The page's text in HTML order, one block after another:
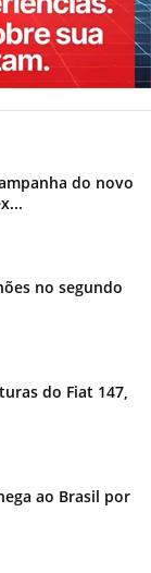
do novo
no segundo
do Fiat 147,
ao Brasil por